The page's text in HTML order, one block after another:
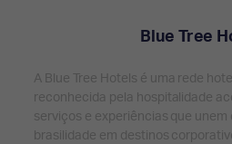
Blue Tree
A Blue Tree Hotels é uma rede
reconhecida pela hospitalidade
serviços e experiências que
brasilidade em destinos